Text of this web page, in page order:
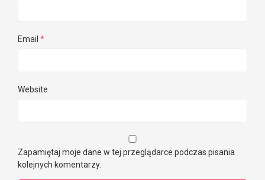
Email *
Website
Zapamiętaj moje dane w tej przeglądarce podczas pisania
kolejnych komentarzy.